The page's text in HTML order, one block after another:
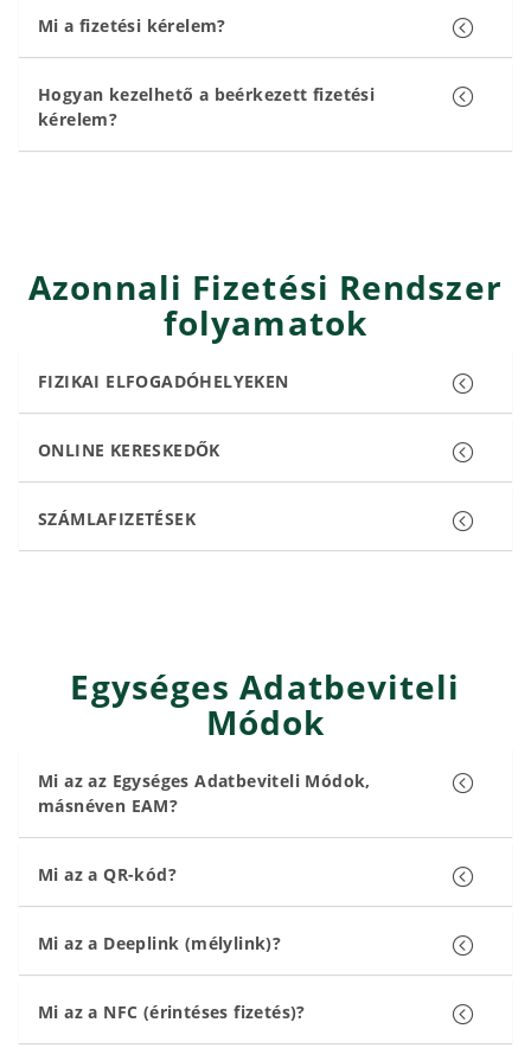
Mi a fizetési kérelem?
Hogyan kezelhető a beérkezett fizetési
kérelem?
Azonnali Fizetési Rendszer
folyamatok
FIZIKAI ELFOGADÓHELYEKEN
ONLINE KERESKEDŐK
SZÁMLAFIZETÉSEK
Egységes Adatbeviteli
Módok
Mi az az Egységes Adatbeviteli Módok,
másnéven EAM?
Mi az a QR-kód?
Mi az a Deeplink (mélylink)?
Mi az a NFC (érintéses fizetés)?